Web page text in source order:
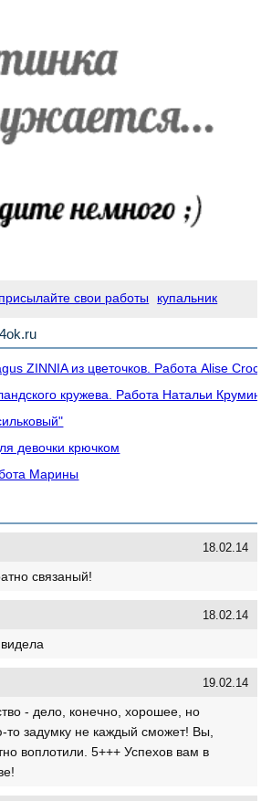
присылайте свои работы купальник
ZINNIA из цветочков. Работа Alise
кружева. Работа Натальи
девочки крючком
Марины
18.02.14
связаный!
18.02.14
19.02.14
- дело, конечно, хорошее, но
то задумку не каждый сможет! Вы,
воплотили. 5+++ Успехов вам в